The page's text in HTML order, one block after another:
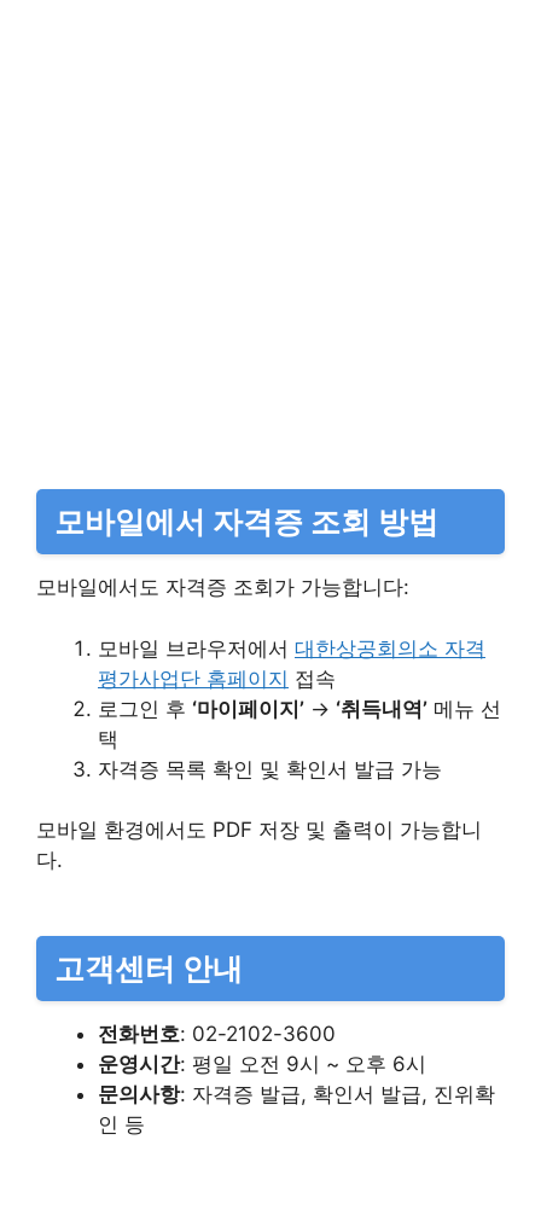
모바일에서 자격증 조회 방법
모바일에서도 자격증 조회가 가능합니다:​
모바일 브라우저에서 대한상공회의소 자격
평가사업단 홈페이지 접속​
로그인 후 ‘마이페이지’ → ‘취득내역’ 메뉴 선
택​
자격증 목록 확인 및 확인서 발급 가능​
모바일 환경에서도 PDF 저장 및 출력이 가능합니
다.
고객센터 안내
전화번호: 02-2102-3600​
운영시간: 평일 오전 9시 ~ 오후 6시​
문의사항: 자격증 발급, 확인서 발급, 진위확
인 등​